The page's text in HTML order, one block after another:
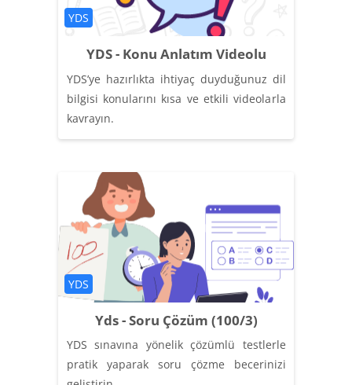
YDS - Konu Anlatım Videolu
Категория курса
YDS
YDS’ye hazırlıkta ihtiyaç duyduğunuz dil
bilgisi konularını kısa ve etkili videolarla
kavrayın.
Yds - Soru Çözüm (100/3)
Категория курса
YDS
YDS sınavına yönelik çözümlü testlerle
pratik yaparak soru çözme becerinizi